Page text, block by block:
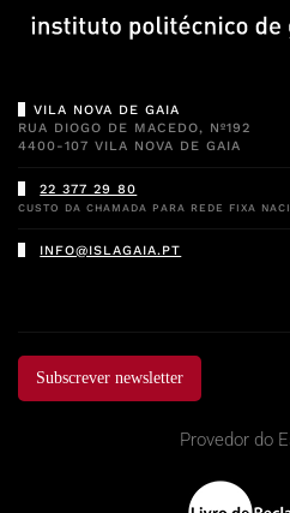
VILA NOVA DE GAIA
RUA DIOGO DE MACEDO, Nº192
4400-107 VILA NOVA DE GAIA
22 377 29 80
CUSTO DA CHAMADA PARA REDE FIXA
INFO@ISLAGAIA.PT
Subscrever newsletter
Provedor do